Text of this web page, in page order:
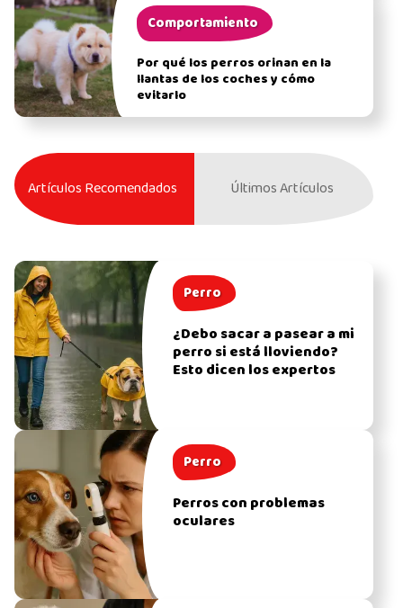
Comportamiento
Por qué los perros orinan en la
llantas de los coches y cómo
evitarlo
Artículos Recomendados Últimos Artículos
Perro
¿Debo sacar a pasear a mi
perro si está lloviendo?
Esto dicen los expertos
Perro
Perros con problemas
oculares